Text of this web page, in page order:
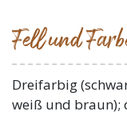
Fell und
Dreifarbig
weiß und braun);